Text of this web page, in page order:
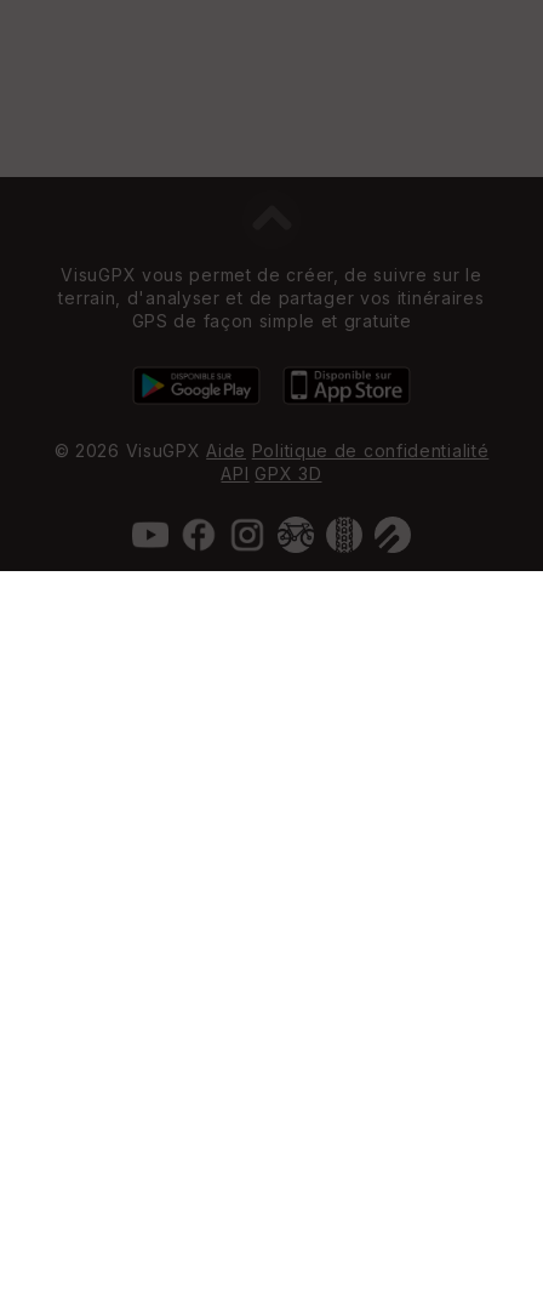
VisuGPX vous permet de créer, de suivre sur le
terrain, d'analyser et de partager vos itinéraires
GPS de façon simple et gratuite
© 2026 VisuGPX Aide Politique de confidentialité
API GPX 3D